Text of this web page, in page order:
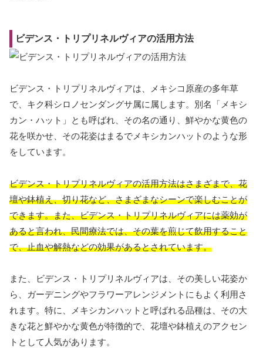
ビデンス・トリプリネルヴィアの活用方法
ビデンス・トリプリネルヴィアは、メキシコ原産の多年草
で、キク科シロノセンダングサ属に属します。別名「メキシ
カン・ハット」とも呼ばれ、その名の通り、鮮やかな黄色の
花を咲かせ、その花姿はまるでメキシカンハットのような形
をしています。
ビデンス・トリプリネルヴィアの活用方法はさまざまで、花
壇や鉢植え、切り花など、さまざまなシーンで楽しむことが
できます。また、ビデンス・トリプリネルヴィアには薬効が
あると言われ、民間療法では、その葉を煎じて飲用すること
で、止血や解熱などの効果があるとされています。
また、ビデンス・トリプリネルヴィアは、その美しい花姿か
ら、ガーデニングやフラワーアレンジメントにもよく利用さ
れます。特に、メキシカンハットと呼ばれる品種は、その大
きな花と鮮やかな黄色が特徴的で、花壇や鉢植えのアクセン
トとして人気があります。